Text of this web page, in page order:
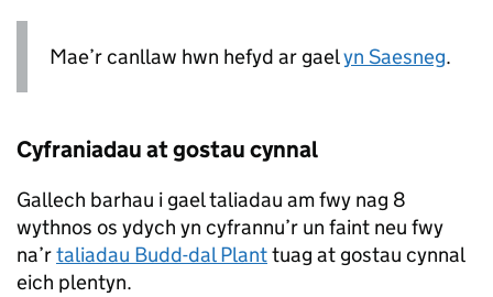
Mae’r canllaw hwn hefyd ar gaelyn Saesneg.
Cyfraniadau at gostau cynnal
Gallech barhau i gael taliadau am fwy nag 8
wythnos os ydych yn cyfrannu’r un faint neu fwy
na’rtaliadau Budd-dal Planttuag at gostau cynnal
eich plentyn.